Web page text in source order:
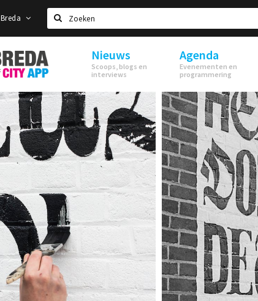
Breda
Zoeken
Stappen
&
Shoppen
Breda
Nieuws
Scoops, blogs en
interviews
Agenda
Evenementen en
programmering